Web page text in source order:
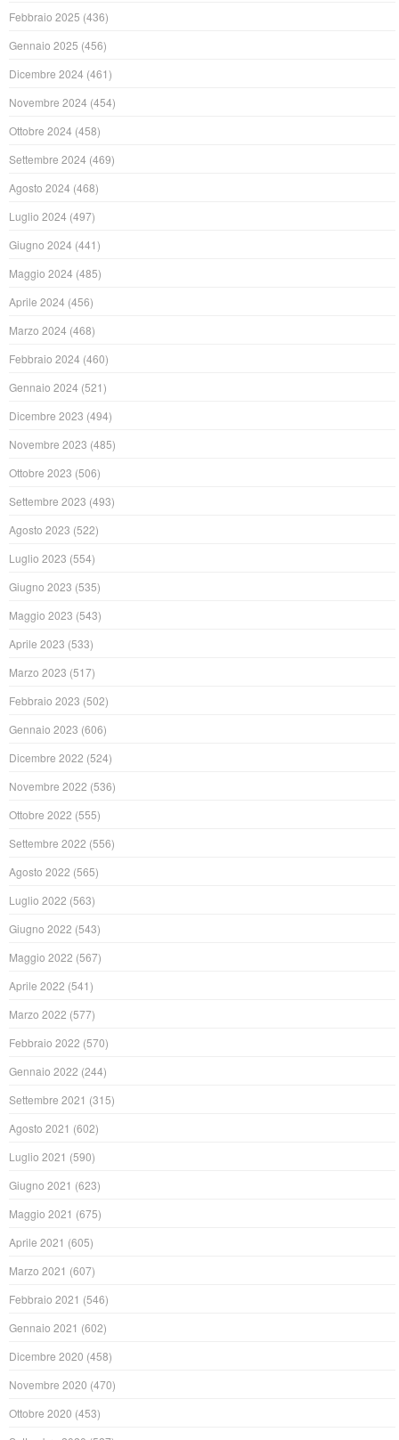
Febbraio 2025 (436)
Gennaio 2025 (456)
Dicembre 2024 (461)
Novembre 2024 (454)
Ottobre 2024 (458)
Settembre 2024 (469)
Agosto 2024 (468)
Luglio 2024 (497)
Giugno 2024 (441)
Maggio 2024 (485)
Aprile 2024 (456)
Marzo 2024 (468)
Febbraio 2024 (460)
Gennaio 2024 (521)
Dicembre 2023 (494)
Novembre 2023 (485)
Ottobre 2023 (506)
Settembre 2023 (493)
Agosto 2023 (522)
Luglio 2023 (554)
Giugno 2023 (535)
Maggio 2023 (543)
Aprile 2023 (533)
Marzo 2023 (517)
Febbraio 2023 (502)
Gennaio 2023 (606)
Dicembre 2022 (524)
Novembre 2022 (536)
Ottobre 2022 (555)
Settembre 2022 (556)
Agosto 2022 (565)
Luglio 2022 (563)
Giugno 2022 (543)
Maggio 2022 (567)
Aprile 2022 (541)
Marzo 2022 (577)
Febbraio 2022 (570)
Gennaio 2022 (244)
Settembre 2021 (315)
Agosto 2021 (602)
Luglio 2021 (590)
Giugno 2021 (623)
Maggio 2021 (675)
Aprile 2021 (605)
Marzo 2021 (607)
Febbraio 2021 (546)
Gennaio 2021 (602)
Dicembre 2020 (458)
Novembre 2020 (470)
Ottobre 2020 (453)